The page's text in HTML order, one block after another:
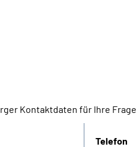
Kontaktdaten für Ihre
Telefon